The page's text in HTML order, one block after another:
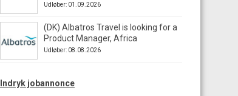
Udløber: 01.09.2026
(DK) Albatros Travel is looking for a
Product Manager, Africa
Udløber: 08.08.2026
Indryk jobannonce